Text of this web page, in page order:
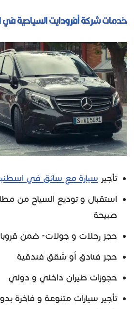
خدمات شركة أفرودايت السياحية
تأجير سيارة مع سائق في
استقبال و توديع السياح من
صبيحة
حجز رحلات و جولات- ضمن
حجز فنادق أو شقق فندقية
حجوزات طيران داخلي و دولي
تأجير سيارات متنوعة و فاخرة